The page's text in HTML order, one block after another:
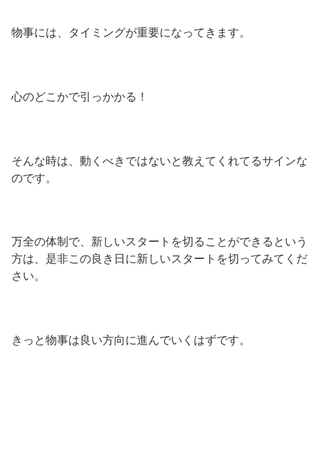
物事には、タイミングが重要になってきます。
心のどこかで引っかかる！
そんな時は、動くべきではないと教えてくれてるサインな
のです。
万全の体制で、新しいスタートを切ることができるという
方は、是非この良き日に新しいスタートを切ってみてくだ
さい。
きっと物事は良い方向に進んでいくはずです。